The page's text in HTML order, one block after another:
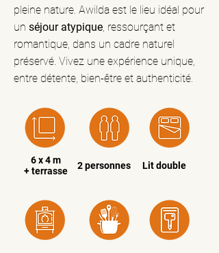
pleine nature. Awilda est le lieu idéal pour
un séjour atypique, ressourçant et
romantique, dans un cadre naturel
préservé. Vivez une expérience unique,
entre détente, bien-être et authenticité.
6 x 4 m
+ terrasse
2 personnes Lit double